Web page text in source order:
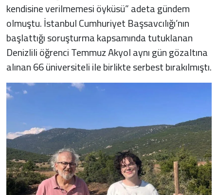
kendisine verilmemesi öyküsü” adeta gündem
olmuştu. İstanbul Cumhuriyet Başsavcılığı’nın
başlattığı soruşturma kapsamında tutuklanan
Denizlili öğrenci Temmuz Akyol aynı gün gözaltına
alınan 66 üniversiteli ile birlikte serbest bırakılmıştı.